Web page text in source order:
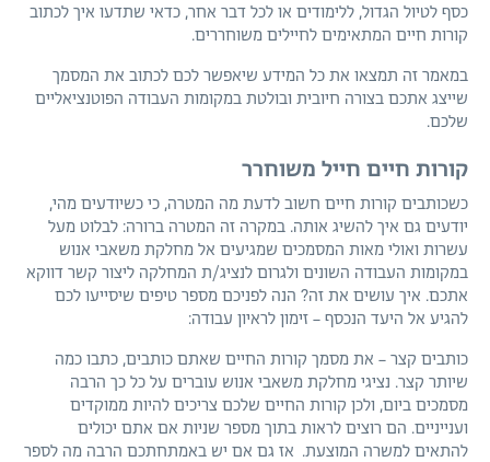
כסף לטיול הגדול, ללימודים או לכל דבר אחר, כדאי שתדעו איך לכתוב
קורות חיים המתאימים לחיילים משוחררים.
במאמר זה תמצאו את כל המידע שיאפשר לכם לכתוב את המסמך
שייצג אתכם בצורה חיובית ובולטת במקומות העבודה הפוטנציאליים
שלכם.
קורות חיים חייל משוחרר
כשכותבים קורות חיים חשוב לדעת מה המטרה, כי כשיודעים מהי,
יודעים גם איך להשיג אותה. במקרה זה המטרה ברורה: לבלוט מעל
עשרות ואולי מאות המסמכים שמגיעים אל מחלקת משאבי אנוש
במקומות העבודה השונים ולגרום לנציג/ת המחלקה ליצור קשר דווקא
אתכם. איך עושים את זה? הנה לפניכם מספר טיפים שיסייעו לכם
להגיע אל היעד הנכסף – זימון לראיון עבודה:
כותבים קצר – את מסמך קורות החיים שאתם כותבים, כתבו כמה
שיותר קצר. נציגי מחלקת משאבי אנוש עוברים על כל כך הרבה
מסמכים ביום, ולכן קורות החיים שלכם צריכים להיות ממוקדים
וענייניים. הם רוצים לראות בתוך מספר שניות אם אתם יכולים
להתאים למשרה המוצעת. אז גם אם יש באמתחתכם הרבה מה לספר